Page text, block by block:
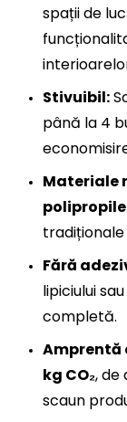
spații de
Stivuibil:
până la 4
Materiale
Fără
lipiciului
completă.
Amprentă
kg CO₂, de
scaun